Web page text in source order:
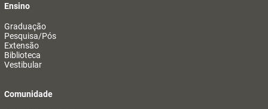
Ensino
Graduação
Pesquisa/Pós
Extensão
Biblioteca
Vestibular
Comunidade